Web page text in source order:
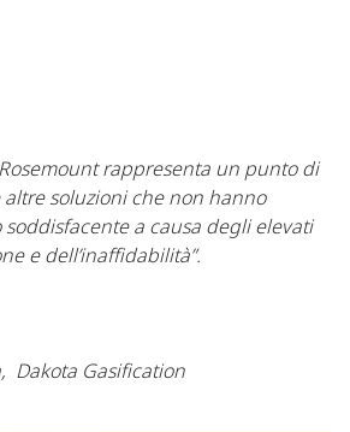
Rosemount rappresenta un punto di
soluzioni che non hanno
a causa degli elevati
e dell’inaffidabilità”.​
Dakota Gasification